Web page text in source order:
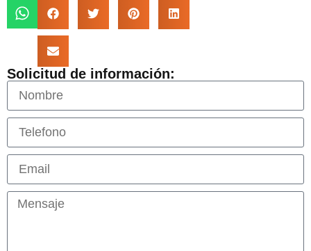
Solicitud de información: